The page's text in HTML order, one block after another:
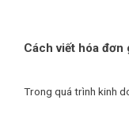
Cách viết hóa
Trong quá trình kinh